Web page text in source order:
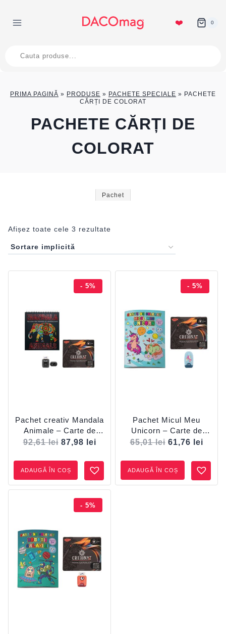
content
❤️ 0
search
PRIMA PAGINĂ » PRODUSE » PACHETE SPECIALE » PACHETE
CĂRȚI DE COLORAT
PACHETE CĂRȚI DE
COLORAT
Afișez toate cele 3 rezultate
- 5%
Pachet creativ Mandala
Animale – Carte de
colorat + 24 creioane
ascuțitoare cu radieră
MILAN
92,61lei 87,98 lei
ADAUGĂ ÎN COȘ
- 5%
Pachet Micul Meu
Unicorn – Carte de
Colorat A4, 24 Creioane
Ascuțitoare
65,01lei 61,76 lei
ADAUGĂ ÎN COȘ
- 5%
Pachet